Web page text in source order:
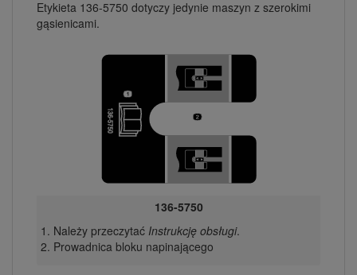
Etykieta 136-5750 dotyczy jedynie maszyn z szerokimi
gąsienicami.
136-5750
Należy przeczytać Instrukcję obsługi.
Prowadnica bloku napinającego